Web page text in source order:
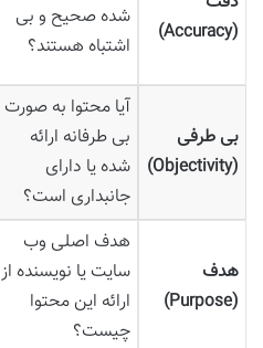
(Accuracy)
شده صحیح و بی
اشتباه هستند؟
بی طرفی
(Objectivity)
آیا محتوا به صورت
بی طرفانه ارائه
شده یا دارای
جانبداری است؟
هدف
(Purpose)
هدف اصلی وب
سایت یا نویسنده از
ارائه این محتوا
چیست؟